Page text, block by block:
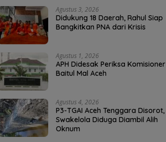
Agustus 3, 2026
Didukung 18 Daerah, Rahul Siap
Bangkitkan PNA dari Krisis
Agustus 1, 2026
APH Didesak Periksa Komisioner
Baitul Mal Aceh
Agustus 4, 2026
P3-TGAI Aceh Tenggara Disorot,
Swakelola Diduga Diambil Alih
Oknum